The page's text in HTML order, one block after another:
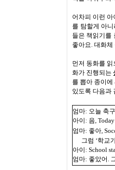
어차피 이런
를 탐할게 아
들은 책읽기를
좋아요. 대화
먼저 동화를
화가 진행되는
를 뽑아 종이
있도록 다음과
엄마: 오늘 축
아이: 음,
엄마: 좋아,
그럼 ‘학교
아이: School
엄마: 좋았어.